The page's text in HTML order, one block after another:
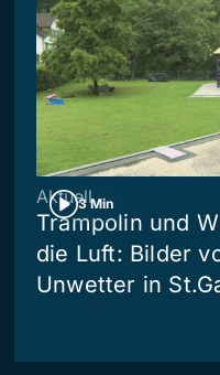
3 Min
Aktuell
Trampolin und
die Luft: Bilder
Unwetter in